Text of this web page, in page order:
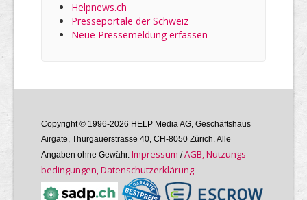
Helpnews.ch
Presseportale der Schweiz
Neue Pressemeldung erfassen
Copyright © 1996-2026 HELP Media AG, Geschäftshaus
Airgate, Thurgauer­strasse 40, CH-8050 Zürich. Alle
Angaben ohne Gewähr. Im­pres­sum /AGB, Nutzungs­
bedin­gungen, Daten­schutz­er­klärung